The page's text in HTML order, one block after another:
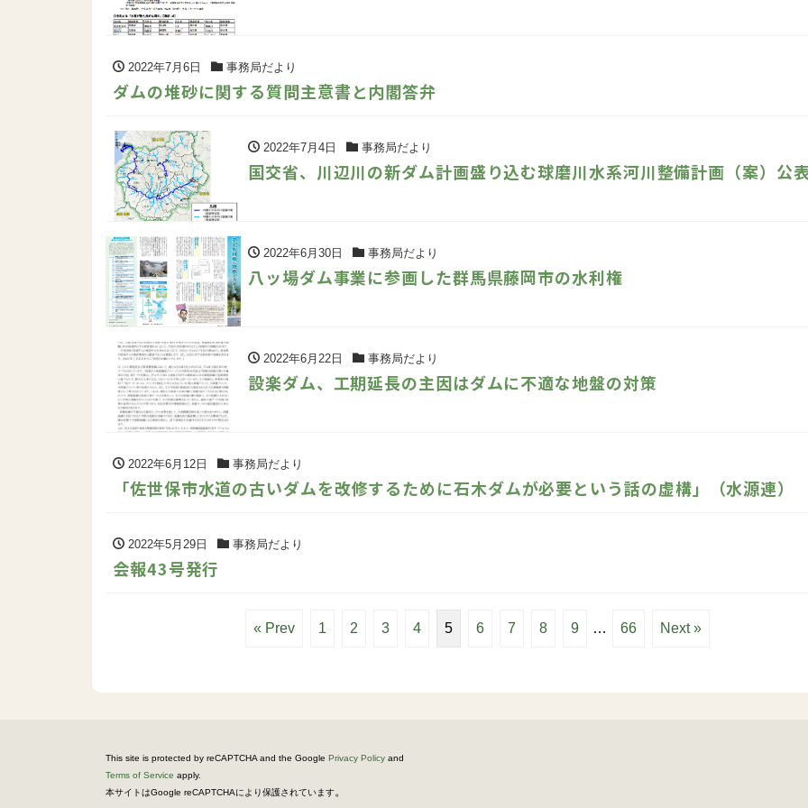
2022年7月6日 事務局だより
ダムの堆砂に関する質問主意書と内閣答弁
2022年7月4日 事務局だより
国交省、川辺川の新ダム計画盛り込む球磨川水系河川整備計画（案）公
2022年6月30日 事務局だより
八ッ場ダム事業に参画した群馬県藤岡市の水利権
2022年6月22日 事務局だより
設楽ダム、工期延長の主因はダムに不適な地盤の対策
2022年6月12日 事務局だより
「佐世保市水道の古いダムを改修するために石木ダムが必要という話の虚構」（水源連）
2022年5月29日 事務局だより
会報43号発行
« Prev 1 2 3 4 5 6 7 8 9 … 66 Next »
This site is protected by reCAPTCHA and the Google Privacy Policy and
Terms of Service apply.
本サイトはGoogle reCAPTCHAにより保護されています。